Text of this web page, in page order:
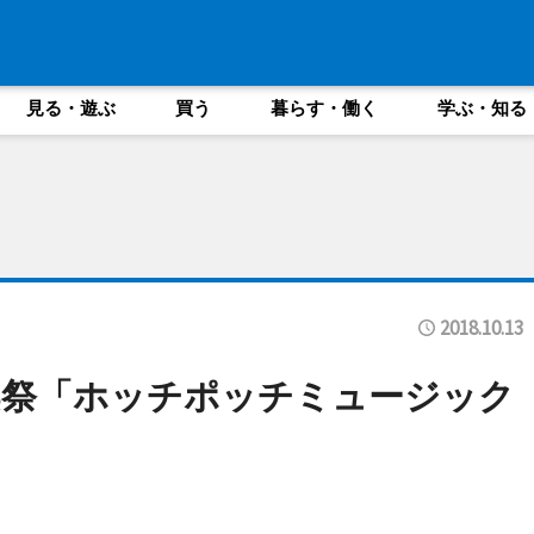
見る・遊ぶ 買う 暮らす・働く 学ぶ・知る
2018.10.13
「ホッチポッチミュージック